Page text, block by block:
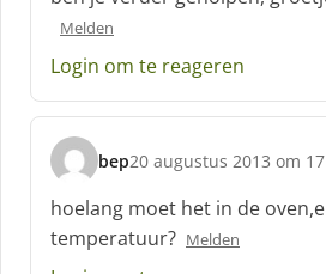
Melden
Login om te reageren
bep
s
c
h
r
20 augustus 2013 om
hoelang moet het in de
temperatuur? Melden